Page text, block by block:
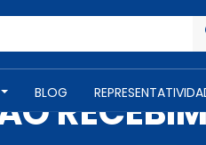
BLOG
NOTÍCIAS -2 DE